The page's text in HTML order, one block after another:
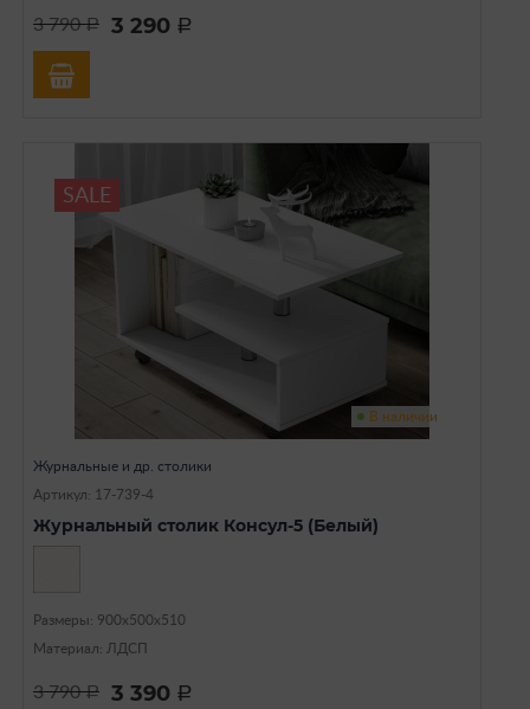
3 790a 3 290 a
SALE
В наличии
Журнальные и др. столики
Артикул: 17-739-4
Журнальный столик Консул-5 (Белый)
Размеры: 900х500х510
Материал: ЛДСП
3 790a 3 390 a